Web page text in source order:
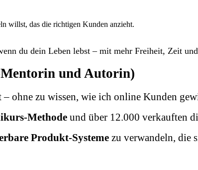
willst, das die richtigen Kunden anzieht.
du dein Leben lebst – mit mehr Freiheit, Zeit und
und Autorin)
ohne zu wissen, wie ich online Kunden
Methode und über 12.000 verkauften
Produkt-Systeme zu verwandeln, die